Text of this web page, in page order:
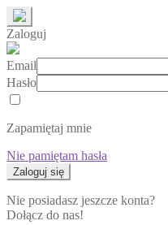
Zaloguj
Email
Hasło
Zapamiętaj mnie
Nie pamiętam hasła
Nie posiadasz jeszcze konta?
Dołącz do nas!